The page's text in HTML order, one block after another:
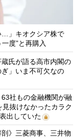
…」キオクシア株で
度”と再購入
蔵氏が語る高市内閣の
」いま不可欠なの
社もの金融機関が融
抜けなかったカラク
出していた
》三菱商事、三井物